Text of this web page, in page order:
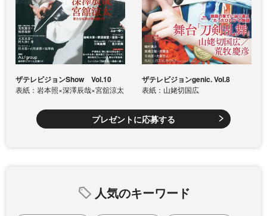
ザテレビジョンShow Vol.10
表紙：岩本照×深澤辰哉×宮舘涼太
ザテレビジョンgenic. Vol.8
表紙：山姥切国広
プレゼントに応募する
人気のキーワード